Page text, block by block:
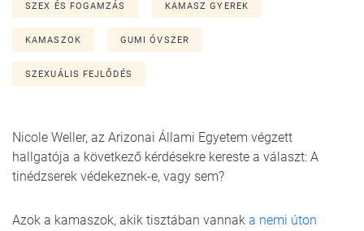
SZEX ÉS FOGAMZÁS KAMASZ GYEREK
KAMASZOK GUMI ÓVSZER
SZEXUÁLIS FEJLŐDÉS
Nicole Weller, az Arizonai Állami Egyetem végzett
hallgatója a következő kérdésekre kereste a választ: A
tinédzserek védekeznek-e, vagy sem?
Azok a kamaszok, akik tisztában vannak a nemi úton